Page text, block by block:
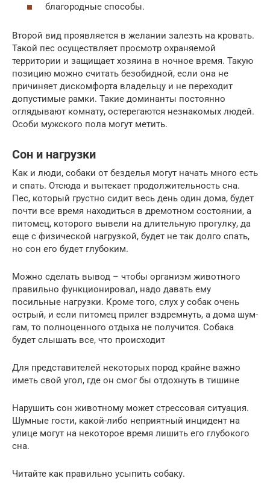
благородные способы.
Второй вид проявляется в желании залезть на кровать.
Такой пес осуществляет просмотр охраняемой
территории и защищает хозяина в ночное время. Такую
позицию можно считать безобидной, если она не
причиняет дискомфорта владельцу и не переходит
допустимые рамки. Такие доминанты постоянно
оглядывают комнату, остерегаются незнакомых людей.
Особи мужского пола могут метить.
Сон и нагрузки
Как и люди, собаки от безделья могут начать много есть
и спать. Отсюда и вытекает продолжительность сна.
Пес, который грустно сидит весь день один дома, будет
почти все время находиться в дремотном состоянии, а
питомец, которого вывели на длительную прогулку, да
еще с физической нагрузкой, будет не так долго спать,
но сон его будет глубоким.
Можно сделать вывод – чтобы организм животного
правильно функционировал, надо давать ему
посильные нагрузки. Кроме того, слух у собак очень
острый, и если питомец прилег вздремнуть, а дома шум-
гам, то полноценного отдыха не получится. Собака
будет слышать все, что происходит
Для представителей некоторых пород крайне важно
иметь свой угол, где он смог бы отдохнуть в тишине
Нарушить сон животному может стрессовая ситуация.
Шумные гости, какой-либо неприятный инцидент на
улице могут на некоторое время лишить его глубокого
сна.
Читайте как правильно усыпить собаку.